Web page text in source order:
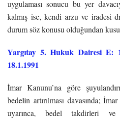
uygulaması sonucu bu yer
kalmış ise, kendi arzu ve iradesi
durum söz konusu olduğundan
Yargıtay 5. Hukuk Dairesi E:
18.1.1991
İmar Kanunu’na göre
bedelin artırılması davasında;
uyarınca, bedel takdirleri